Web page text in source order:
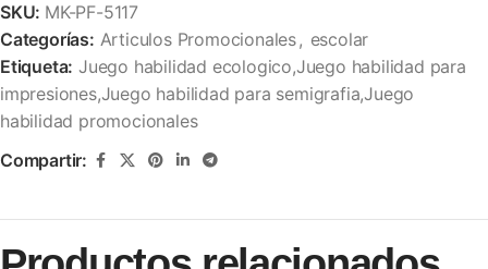
SKU: MK-PF-5117
Categorías: Articulos Promocionales, escolar
Etiqueta: Juego habilidad ecologico,Juego habilidad para
impresiones,Juego habilidad para semigrafia,Juego
habilidad promocionales
Compartir: